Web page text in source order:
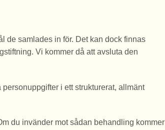
de samlades in för. Det kan dock finnas
Vi kommer då att avsluta den
i ett strukturerat, allmänt
du invänder mot sådan behandling kommer